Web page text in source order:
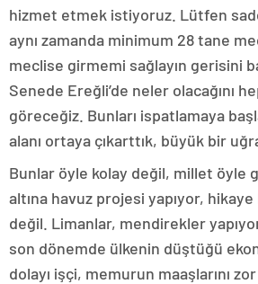
hizmet etmek istiyoruz. Lütfen
aynı zamanda minimum 28 tane
meclise girmemi sağlayın gerisini
Senede Ereğli’de neler olacağını
göreceğiz. Bunları ispatlamaya
alanı ortaya çıkarttık, büyük bir
Bunlar öyle kolay değil, millet öyle
altına havuz projesi yapıyor,
değil. Limanlar, mendirekler
son dönemde ülkenin düştüğü
dolayı işçi, memurun maaşlarını